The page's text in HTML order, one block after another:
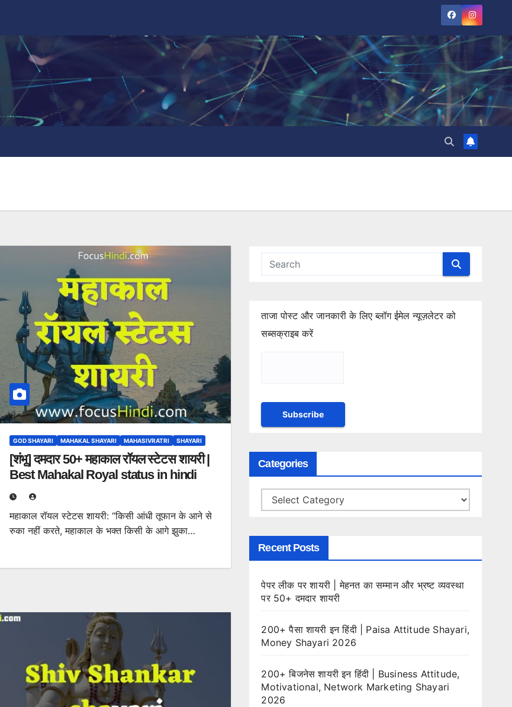
GOD SHAYARI MAHAKAL SHAYARI MAHASIVRATRI SHAYARI
[शंभू] दमदार 50+ महाकाल रॉयल स्टेटस शायरी |
Best Mahakal Royal status in hindi
महाकाल रॉयल स्टेटस शायरी: “किसी आंधी तूफान के आने से
रुका नहीं करते, महाकाल के भक्त किसी के आगे झुका…
ताजा पोस्ट और जानकारी के लिए ब्लॉग ईमेल न्यूज़लेटर को
सब्सक्राइब करें
Categories
Categories
Recent Posts
पेपर लीक पर शायरी | मेहनत का सम्मान और भ्रष्ट व्यवस्था
पर 50+ दमदार शायरी
200+ पैसा शायरी इन हिंदी | Paisa Attitude Shayari,
Money Shayari 2026
200+ बिजनेस शायरी इन हिंदी | Business Attitude,
Motivational, Network Marketing Shayari
2026